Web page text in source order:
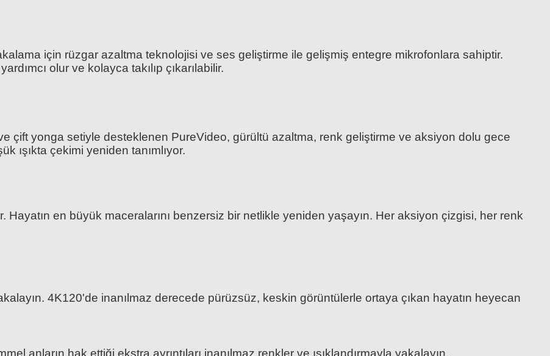
için rüzgar azaltma teknolojisi ve ses geliştirme ile gelişmiş entegre mikrofonlara sahiptir.
olur ve kolayca takılıp çıkarılabilir.
çift yonga setiyle desteklenen PureVideo, gürültü azaltma, renk geliştirme ve aksiyon dolu gece
ışıkta çekimi yeniden tanımlıyor.
en büyük maceralarını benzersiz bir netlikle yeniden yaşayın. Her aksiyon çizgisi, her renk
4K120'de inanılmaz derecede pürüzsüz, keskin görüntülerle ortaya çıkan hayatın heyecan
anların hak ettiği ekstra ayrıntıları inanılmaz renkler ve ışıklandırmayla yakalayın.